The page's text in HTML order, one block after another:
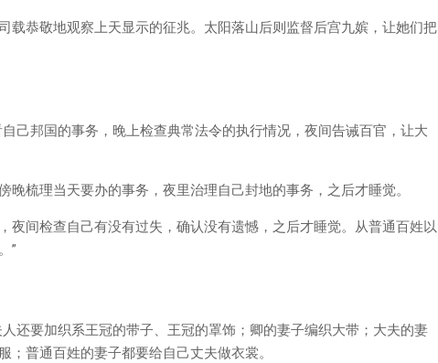
载恭敬地观察上天显示的征兆。太阳落山后则监督后宫九嫔，让她们把
己邦国的事务，晚上检查典常法令的执行情况，夜间告诫百官，让大
梳理当天要办的事务，夜里治理自己封地的事务，之后才睡觉。
夜间检查自己有没有过失，确认没有遗憾，之后才睡觉。从普通百姓以
”
还要加织系王冠的带子、王冠的罩饰；卿的妻子编织大带；大夫的妻
普通百姓的妻子都要给自己丈夫做衣裳。